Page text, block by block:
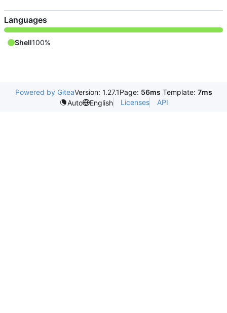
Languages
Shell100%
Powered by GiteaVersion: 1.27.1Page: 56ms Template: 7ms
Auto
English Licenses API